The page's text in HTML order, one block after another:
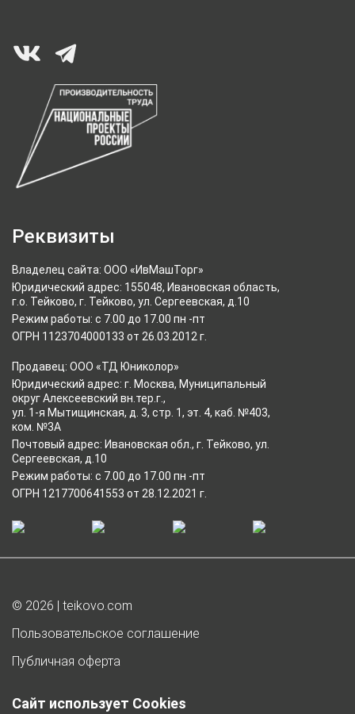
Реквизиты
Владелец сайта: ООО «ИвМашТорг»
Юридический адрес: 155048, Ивановская область,
г.о. Тейково, г. Тейково, ул. Сергеевская, д.10
Режим работы: с 7.00 до 17.00 пн -пт
ОГРН 1123704000133 от 26.03.2012 г.
Продавец: ООО «ТД Юниколор»
Юридический адрес: г. Москва, Муниципальный
округ Алексеевский вн.тер.г.,
ул. 1-я Мытищинская, д. 3, стр. 1, эт. 4, каб. №403,
ком. №3А
Почтовый адрес: Ивановская обл., г. Тейково, ул.
Сергеевская, д.10
Режим работы: с 7.00 до 17.00 пн -пт
ОГРН 1217700641553 от 28.12.2021 г.
© 2026 | teikovo.com
Пользовательское соглашение
Публичная оферта
Сайт использует Cookies